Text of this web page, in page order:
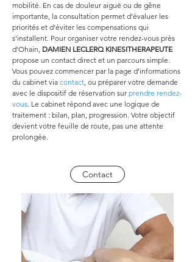
mobilité. En cas de douleur aiguë ou de gêne
importante, la consultation permet d’évaluer les
priorités et d’éviter les compensations qui
s’installent. Pour organiser votre rendez-vous près
d’Ohain, DAMIEN LECLERQ KINESITHERAPEUTE
propose un contact direct et un parcours simple.
Vous pouvez commencer par la page d’informations
du cabinet via contact, ou préparer votre demande
avec le dispositif de réservation sur prendre rendez-
vous. Le cabinet répond avec une logique de
traitement : bilan, plan, progression. Votre objectif
devient votre feuille de route, pas une attente
prolongée.
Contact